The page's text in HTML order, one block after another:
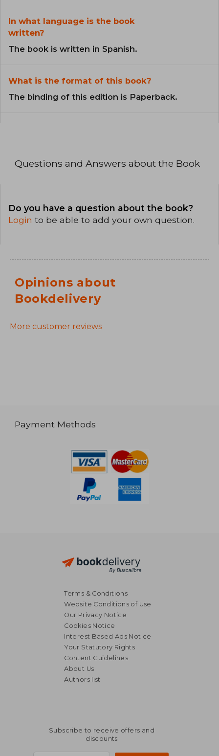
In what language is the book
written?
The book is written in Spanish.
What is the format of this book?
The binding of this edition is Paperback.
Questions and Answers about the Book
Do you have a question about the book?
Login to be able to add your own question.
Opinions about
Bookdelivery
More customer reviews
Payment Methods
Terms & Conditions
Website Conditions of Use
Our Privacy Notice
Cookies Notice
Interest Based Ads Notice
Your Statutory Rights
Content Guidelines
About Us
Authors list
Subscribe to receive offers and
discounts